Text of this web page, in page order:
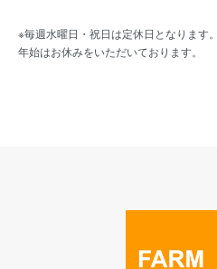
※毎週水曜日・祝日は定休日となります
年始はお休みをいただいております。